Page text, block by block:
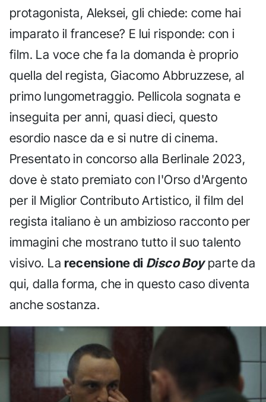
protagonista, Aleksei, gli chiede: come hai
imparato il francese? E lui risponde: con i
film. La voce che fa la domanda è proprio
quella del regista, Giacomo Abbruzzese, al
primo lungometraggio. Pellicola sognata e
inseguita per anni, quasi dieci, questo
esordio nasce da e si nutre di cinema.
Presentato in concorso alla Berlinale 2023,
dove è stato premiato con l'Orso d'Argento
per il Miglior Contributo Artistico, il film del
regista italiano è un ambizioso racconto per
immagini che mostrano tutto il suo talento
visivo. La recensione di Disco Boyparte da
qui, dalla forma, che in questo caso diventa
anche sostanza.